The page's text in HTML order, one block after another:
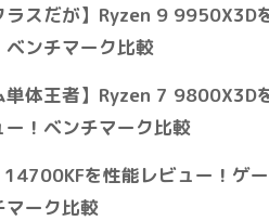
ラスだが】Ryzen 9 9950X3D
ベンチマーク比較
単体王者】Ryzen 7 9800X3D
ー！ベンチマーク比較
を性能レビュー！ゲ
マーク比較